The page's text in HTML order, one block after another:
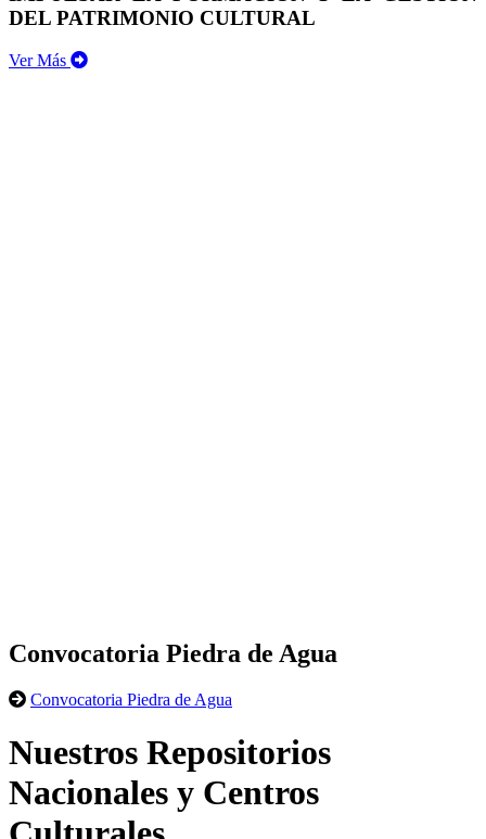
DEL PATRIMONIO CULTURAL
Ver Más
Convocatoria Piedra de Agua
Convocatoria Piedra de Agua
Nuestros Repositorios
Nacionales y Centros